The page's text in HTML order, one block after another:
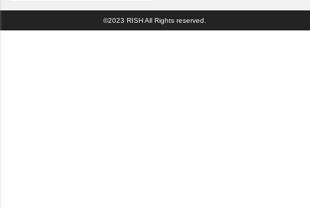
©2023 RISH All Rights reserved.